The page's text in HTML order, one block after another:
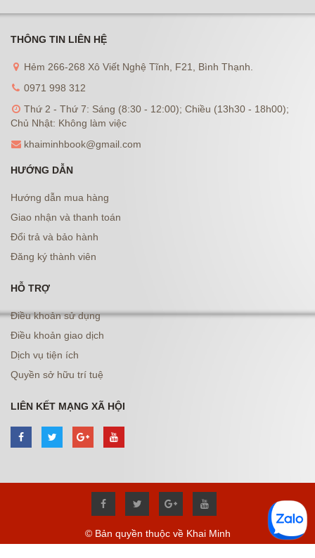
THÔNG TIN LIÊN HỆ
Hẻm 266-268 Xô Viết Nghệ Tĩnh, F21, Bình Thạnh.
0971 998 312
Thứ 2 - Thứ 7: Sáng (8:30 - 12:00); Chiều (13h30 - 18h00);
Chủ Nhật: Không làm việc
khaiminhbook@gmail.com
HƯỚNG DẪN
Hướng dẫn mua hàng
Giao nhận và thanh toán
Đổi trả và bảo hành
Đăng ký thành viên
HỖ TRỢ
Điều khoản sử dụng
Điều khoản giao dịch
Dịch vụ tiện ích
Quyền sở hữu trí tuệ
LIÊN KẾT MẠNG XÃ HỘI
© Bản quyền thuộc về Khai Minh